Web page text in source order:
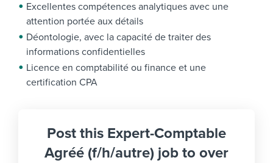
Excellentes compétences analytiques avec une
attention portée aux détails
Déontologie, avec la capacité de traiter des
informations confidentielles
Licence en comptabilité ou finance et une
certification CPA
Post this Expert-Comptable
Agréé (f/h/autre) job to over